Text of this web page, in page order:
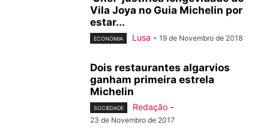
Vila Joya no Guia Michelin por
estar...
ECONOMIA Lusa - 19 de Novembro de 2018
Dois restaurantes algarvios
ganham primeira estrela
Michelin
SOCIEDADE Redação -
23 de Novembro de 2017